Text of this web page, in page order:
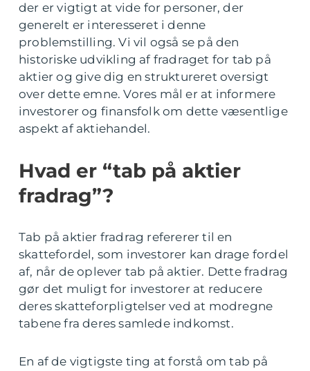
der er vigtigt at vide for personer, der
generelt er interesseret i denne
problemstilling. Vi vil også se på den
historiske udvikling af fradraget for tab på
aktier og give dig en struktureret oversigt
over dette emne. Vores mål er at informere
investorer og finansfolk om dette væsentlige
aspekt af aktiehandel.
Hvad er “tab på aktier
fradrag”?
Tab på aktier fradrag refererer til en
skattefordel, som investorer kan drage fordel
af, når de oplever tab på aktier. Dette fradrag
gør det muligt for investorer at reducere
deres skatteforpligtelser ved at modregne
tabene fra deres samlede indkomst.
En af de vigtigste ting at forstå om tab på